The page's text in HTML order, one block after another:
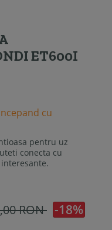
ET600I
cu
pentru uz
conecta cu
RON -18%